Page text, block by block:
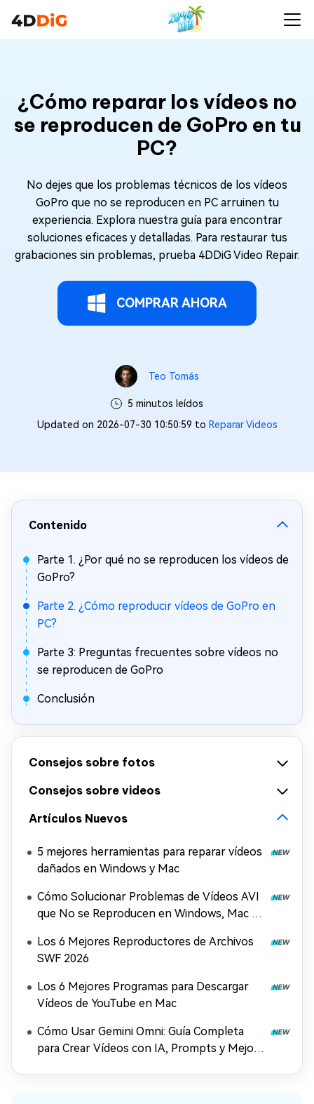
¿Cómo reparar los vídeos no
se reproducen de GoPro en tu
PC?
No dejes que los problemas técnicos de los vídeos
GoPro que no se reproducen en PC arruinen tu
experiencia. Explora nuestra guía para encontrar
soluciones eficaces y detalladas. Para restaurar tus
grabaciones sin problemas, prueba 4DDiG Video Repair.
COMPRAR AHORA
Teo Tomás
5 minutos leídos
Updated on 2026-07-30 10:50:59 to Reparar Videos
Contenido
Parte 1. ¿Por qué no se reproducen los vídeos de
GoPro?
Parte 2. ¿Cómo reproducir vídeos de GoPro en
PC?
Parte 3: Preguntas frecuentes sobre vídeos no
se reproducen de GoPro
Conclusión
Consejos sobre fotos
Consejos sobre videos
Artículos Nuevos
5 mejores herramientas para reparar vídeos
dañados en Windows y Mac
Cómo Solucionar Problemas de Vídeos AVI
que No se Reproducen en Windows, Mac y
Los 6 Mejores Reproductores de Archivos
SWF 2026
Los 6 Mejores Programas para Descargar
Vídeos de YouTube en Mac
Cómo Usar Gemini Omni: Guía Completa
para Crear Vídeos con IA, Prompts y Mejora